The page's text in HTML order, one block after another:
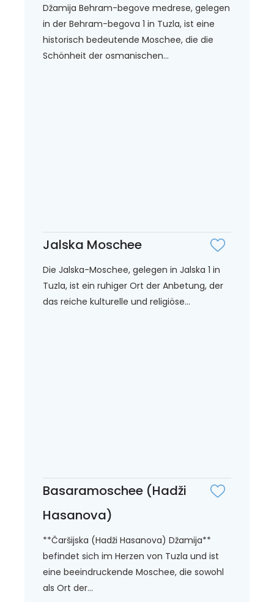
Džamija Behram-begove medrese, gelegen
in der Behram-begova 1 in Tuzla, ist eine
historisch bedeutende Moschee, die die
Schönheit der osmanischen...
Jalska Moschee
Die Jalska-Moschee, gelegen in Jalska 1 in
Tuzla, ist ein ruhiger Ort der Anbetung, der
das reiche kulturelle und religiöse...
Basaramoschee (Hadži
Hasanova)
**Čaršijska (Hadži Hasanova) Džamija**
befindet sich im Herzen von Tuzla und ist
eine beeindruckende Moschee, die sowohl
als Ort der...